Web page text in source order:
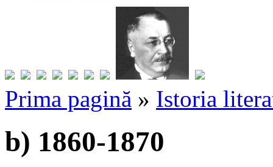
Prima pagină » Istoria
b) 1860-1870